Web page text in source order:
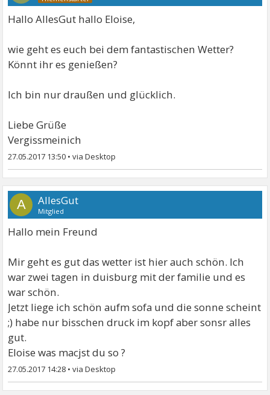
Hallo AllesGut hallo Eloise,
wie geht es euch bei dem fantastischen Wetter?
Könnt ihr es genießen?
Ich bin nur draußen und glücklich.
Liebe Grüße
Vergissmeinich
27.05.2017 13:50 •
A AllesGut
Mitglied
Hallo mein Freund
Mir geht es gut das wetter ist hier auch schön. Ich
war zwei tagen in duisburg mit der familie und es
war schön.
Jetzt liege ich schön aufm sofa und die sonne scheint
;) habe nur bisschen druck im kopf aber sonsr alles
gut.
Eloise was macjst du so ?
27.05.2017 14:28 •